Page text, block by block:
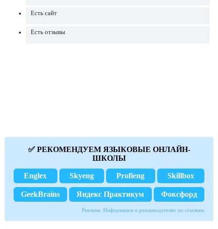
Есть сайт
Есть отзывы
✅ РЕКОМЕНДУЕМ ЯЗЫКОВЫЕ ОНЛАЙН-
ШКОЛЫ
Englex Skyeng Profieng Skillbox
GeekBrains Яндекс Практикум Фоксфорд
Реклама. Информация о рекламодателях по ссылкам.